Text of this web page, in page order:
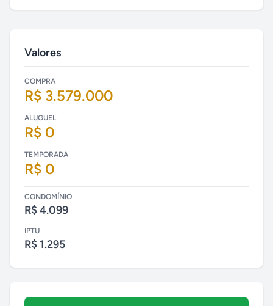
Valores
COMPRA
R$ 3.579.000
ALUGUEL
R$ 0
TEMPORADA
R$ 0
CONDOMÍNIO
R$ 4.099
IPTU
R$ 1.295